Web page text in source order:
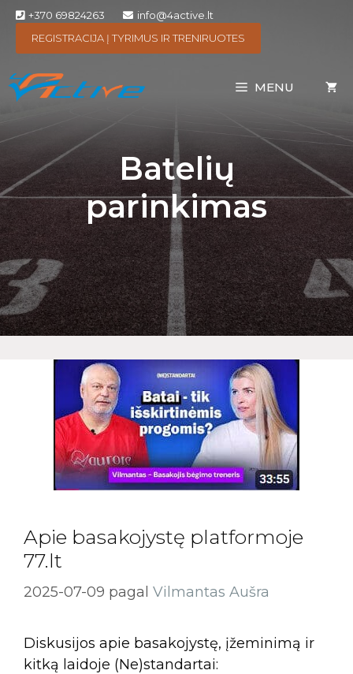
+370 69824263
info@4active.lt
REGISTRACIJA Į TYRIMUS IR TRENIRUOTES
MENU
Batelių
parinkimas
Apie basakojystę platformoje
77.lt
2025-07-09 pagal Vilmantas Aušra
Diskusijos apie basakojystę, įžeminimą ir
kitką laidoje (Ne)standartai: